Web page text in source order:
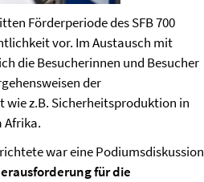
Förderperiode des SFB 700
vor. Im Austausch mit
die Besucherinnen und Besucher
der
wie z.B. Sicherheitsproduktion in
Afrika.
war eine Podiumsdiskussion
für die